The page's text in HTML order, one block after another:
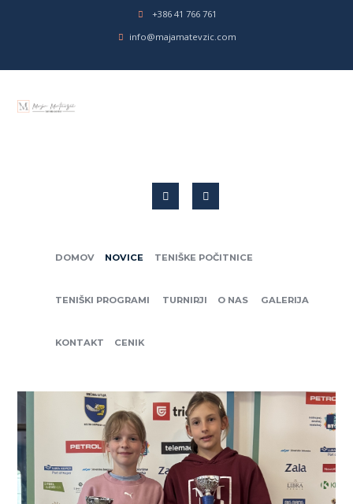
+386 41 766 761
info@majamatevzic.com
DOMOV NOVICE TENIŠKE POČITNICE
TENIŠKI PROGRAMI TURNIRJI O NAS GALERIJA
KONTAKT CENIK